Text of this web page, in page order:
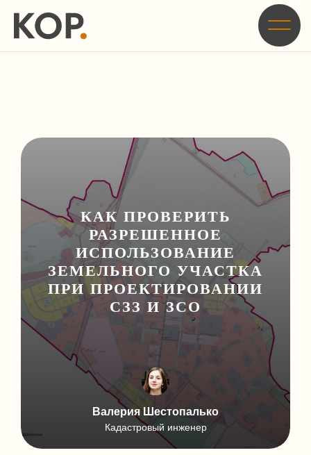
КАК ПРОВЕРИТЬ
РАЗРЕШЕННОЕ
ИСПОЛЬЗОВАНИЕ
ЗЕМЕЛЬНОГО УЧАСТКА
ПРИ ПРОЕКТИРОВАНИИ
СЗЗ И ЗСО
Валерия Шестопалько
Кадастровый инженер